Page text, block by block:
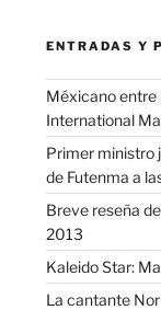
ENTRADAS Y
Méxicano entre
International
Primer ministro
de Futenma a
Breve reseña
2013
Kaleido Star:
La cantante